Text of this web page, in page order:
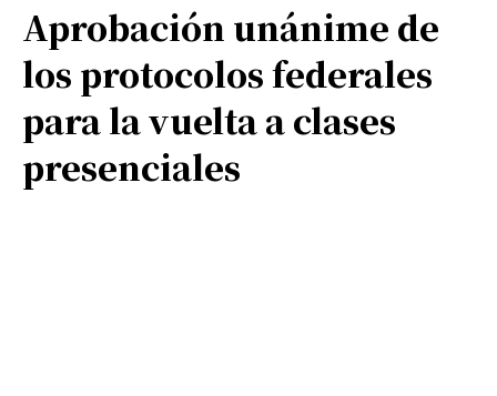
Aprobación unánime de
los protocolos federales
para la vuelta a clases
presenciales